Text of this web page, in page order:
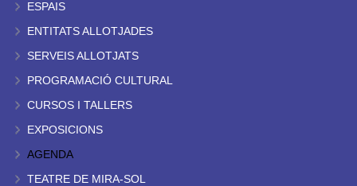
ESPAIS
ENTITATS ALLOTJADES
SERVEIS ALLOTJATS
PROGRAMACIÓ CULTURAL
CURSOS I TALLERS
EXPOSICIONS
AGENDA
TEATRE DE MIRA-SOL